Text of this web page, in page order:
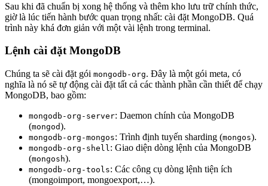
Sau khi đã chuẩn bị xong hệ thống và thêm kho lưu trữ chính thức,
giờ là lúc tiến hành bước quan trọng nhất: cài đặt MongoDB. Quá
trình này khá đơn giản với một vài lệnh trong terminal.
Lệnh cài đặt MongoDB
Chúng ta sẽ cài đặt gói mongodb-org. Đây là một gói meta, có
nghĩa là nó sẽ tự động cài đặt tất cả các thành phần cần thiết để chạy
MongoDB, bao gồm:
mongodb-org-server: Daemon chính của MongoDB
(mongod).
mongodb-org-mongos: Trình định tuyến sharding (mongos).
mongodb-org-shell: Giao diện dòng lệnh của MongoDB
(mongosh).
mongodb-org-tools: Các công cụ dòng lệnh tiện ích
(mongoimport, mongoexport,…).